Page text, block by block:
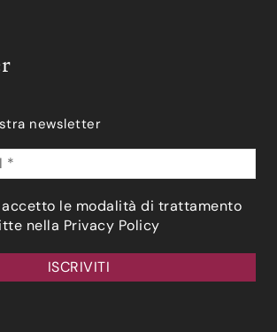
newsletter
le modalità di trattamento
nella Privacy Policy